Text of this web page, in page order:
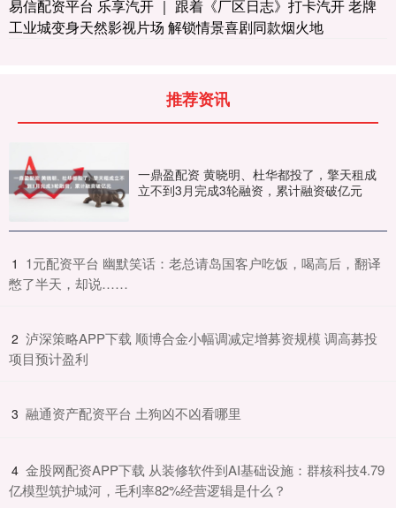
易信配资平台 乐享汽开 ｜ 跟着《厂区日志》打卡汽开 老牌
工业城变身天然影视片场 解锁情景喜剧同款烟火地
推荐资讯
一鼎盈配资 黄晓明、杜华都投了，擎天租成
立不到3月完成3轮融资，累计融资破亿元
1 ​1元配资平台 幽默笑话：老总请岛国客户吃饭，喝高后，翻译
憋了半天，却说……
2 ​泸深策略APP下载 顺博合金小幅调减定增募资规模 调高募投
项目预计盈利
3 ​融通资产配资平台 土狗凶不凶看哪里
4 ​金股网配资APP下载 从装修软件到AI基础设施：群核科技4.79
亿模型筑护城河，毛利率82%经营逻辑是什么？